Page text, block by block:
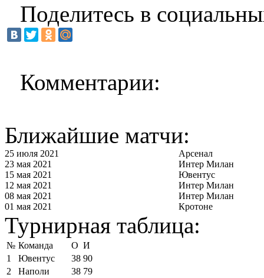
Поделитесь в
Комментарии:
Ближайшие матчи:
25 июля 2021
Арсенал
23 мая 2021
Интер Милан
15 мая 2021
Ювентус
12 мая 2021
Интер Милан
08 мая 2021
Интер Милан
01 мая 2021
Кротоне
Турнирная таблица:
№ Команда О И
1
Ювентус 38 90
2
Наполи 38 79